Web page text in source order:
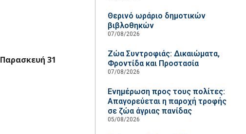
Παρασκευή 31
Θερινό ωράριο δημοτικών
βιβλοθηκών
07/08/2026
Ζώα Συντροφιάς: Δικαιώματα,
Φροντίδα και Προστασία
07/08/2026
Ενημέρωση προς τους πολίτες:
Απαγορεύεται η παροχή τροφής
σε ζώα άγριας πανίδας
05/08/2026